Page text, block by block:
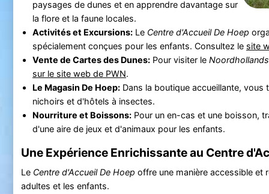
paysages de dunes et en apprendre davantage sur
la flore et la faune locales.
Activités et Excursions:Le Centre d'Accueil De Hoep
spécialement conçues pour les enfants. Consultez le site
Vente de Cartes des Dunes:Pour visiter le
sur le site web de PWN.
Le Magasin De Hoep:Dans la boutique accueillante, vous
nichoirs et d'hôtels à insectes.
Nourriture et Boissons:Pour un en-cas et une boisson,
d'une aire de jeux et d'animaux pour les enfants.
Une Expérience Enrichissante au Centre
Le Centre d'Accueil De Hoep offre une manière accessible et
adultes et les enfants.